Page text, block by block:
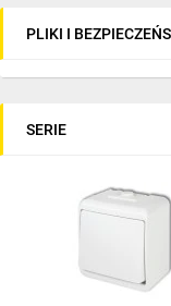
PLIKI I
SERIE